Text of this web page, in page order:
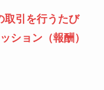
取引を行うたび
ション（報酬）